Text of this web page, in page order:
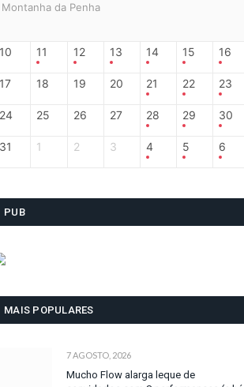
Montanha da Penha
10 11 12 13 14 15 16
17 18 19 20 21 22 23
24 25 26 27 28 29 30
31 1 2 3 4 5 6
PUB
MAIS POPULARES
7 AGOSTO, 2026
Mucho Flow alarga leque de